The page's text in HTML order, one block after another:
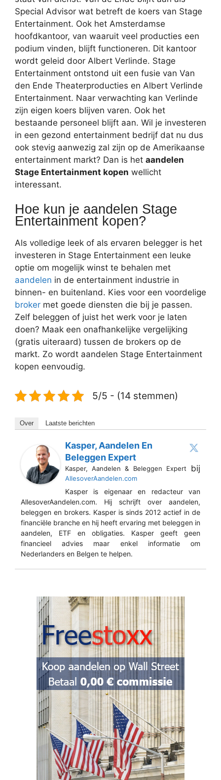
Special Advisor wat betreft de koers van Stage
Entertainment. Ook het Amsterdamse
hoofdkantoor, van waaruit veel producties een
podium vinden, blijft functioneren. Dit kantoor
wordt geleid door Albert Verlinde. Stage
Entertainment ontstond uit een fusie van Van
den Ende Theaterproducties en Albert Verlinde
Entertainment. Naar verwachting kan Verlinde
zijn eigen koers blijven varen. Ook het
bestaande personeel blijft aan. Wil je investeren
in een gezond entertainment bedrijf dat nu dus
ook stevig aanwezig zal zijn op de Amerikaanse
entertainment markt? Dan is het aandelen
Stage Entertainment kopen wellicht
interessant.
Hoe kun je aandelen Stage
Entertainment kopen?
Als volledige leek of als ervaren belegger is het
investeren in Stage Entertainment een leuke
optie om mogelijk winst te behalen met
aandelen in de entertainment industrie in
binnen- en buitenland. Kies voor een voordelige
broker met goede diensten die bij je passen.
Zelf beleggen of juist het werk voor je laten
doen? Maak een onafhankelijke vergelijking
(gratis uiteraard) tussen de brokers op de
markt. Zo wordt aandelen Stage Entertainment
kopen eenvoudig.
5/5 - (14 stemmen)
Over Laatste berichten
Kasper, Aandelen En
Beleggen Expert
Kasper, Aandelen & Beleggen Expert bij
AllesoverAandelen.com
Kasper is eigenaar en redacteur van
AllesoverAandelen.com. Hij schrijft over aandelen,
beleggen en brokers. Kasper is sinds 2012 actief in de
financiële branche en hij heeft ervaring met beleggen in
aandelen, ETF en obligaties. Kasper geeft geen
financieel advies maar enkel informatie om
Nederlanders en Belgen te helpen.